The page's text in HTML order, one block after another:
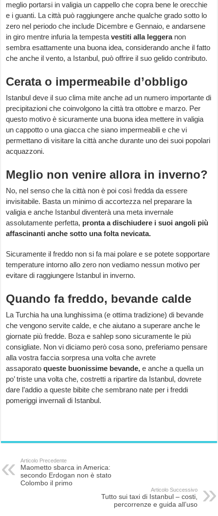
meglio portarsi in valigia un cappello che copra bene le orecchie
e i guanti. La città può raggiungere anche qualche grado sotto lo
zero nel periodo che include Dicembre e Gennaio, e andarsene
in giro mentre infuria la tempestavestiti alla leggera non
sembra esattamente una buona idea, considerando anche il fatto
che anche il vento, a Istanbul, può offrire il suo gelido contributo.
Cerata o impermeabile d’obbligo
Istanbul deve il suo clima mite anche ad un numero importante di
precipitazioni che coinvolgono la città tra ottobre e marzo. Per
questo motivo è sicuramente una buona idea mettere in valigia
un cappotto o una giacca che siano impermeabili e che vi
permettano di visitare la città anche durante uno dei suoi popolari
acquazzoni.
Meglio non venire allora in inverno?
No, nel senso che la città non è poi così fredda da essere
invisitabile. Basta un minimo di accortezza nel preparare la
valigia e anche Istanbul diventerà una meta invernale
assolutamente perfetta, pronta a dischiudere i suoi angoli più
affascinanti anche sotto una folta nevicata.
Sicuramente il freddo non si fa mai polare e se potete sopportare
temperature intorno allo zero non vediamo nessun motivo per
evitare di raggiungere Istanbul in inverno.
Quando fa freddo, bevande calde
La Turchia ha una lunghissima (e ottima tradizione) di bevande
che vengono servite calde, e che aiutano a superare anche le
giornate più fredde. Boza e sahlep sono sicuramente le più
consigliate. Non vi diciamo però cosa sono, preferiamo pensare
alla vostra faccia sorpresa una volta che avrete
assaporatoqueste buonissime bevande,e anche a quella un
po’ triste una volta che, costretti a ripartire da Istanbul, dovrete
dare l’addio a queste bibite che sembrano nate per i freddi
pomeriggi invernali di Istanbul.
Articolo Precedente
Maometto sbarca in America:
secondo Erdogan non è stato
Colombo il primo
Articolo Successivo
Tutto sui taxi di Istanbul – costi,
percorrenze e guida all’uso